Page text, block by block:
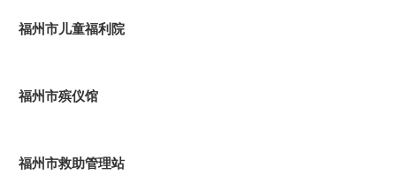
福州市儿童福利院
福州市殡仪馆
福州市救助管理站